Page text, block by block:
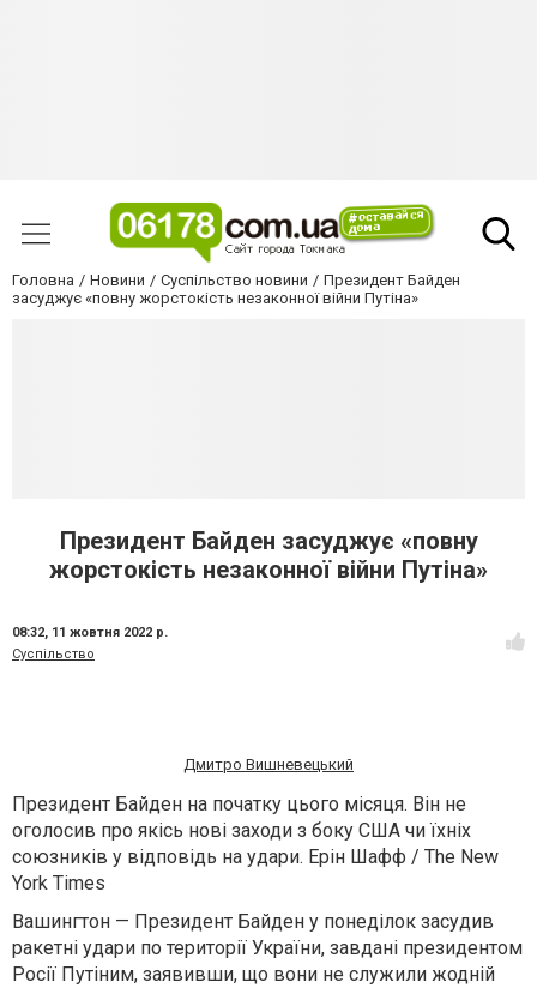
Головна Новини Суспільство новини
Президент Байден
засуджує «повну жорстокість незаконної війни Путіна»
Президент Байден засуджує «повну
жорстокість незаконної війни Путіна»
08:32, 11 жовтня 2022 р.
Суспільство
Дмитро Вишневецький
Президент Байден на початку цього місяця. Він не
оголосив про якісь нові заходи з боку США чи їхніх
союзників у відповідь на удари. Ерін Шафф / The New
York Times
Вашингтон — Президент Байден у понеділок засудив
ракетні удари по території України, завдані президентом
Росії Путіним, заявивши, що вони не служили жодній